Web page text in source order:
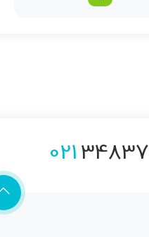
02134837